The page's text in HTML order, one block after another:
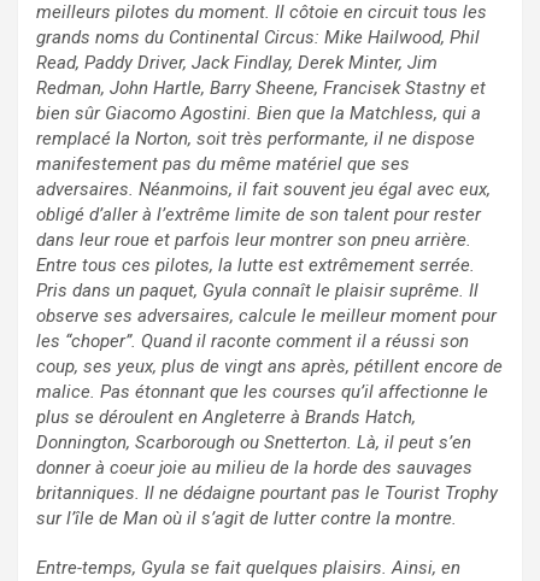
meilleurs pilotes du moment. Il côtoie en circuit tous les
grands noms du Continental Circus: Mike Hailwood, Phil
Read, Paddy Driver, Jack Findlay, Derek Minter, Jim
Redman, John Hartle, Barry Sheene, Francisek Stastny et
bien sûr Giacomo Agostini. Bien que la Matchless, qui a
remplacé la Norton, soit très performante, il ne dispose
manifestement pas du même matériel que ses
adversaires. Néanmoins, il fait souvent jeu égal avec eux,
obligé d’aller à l’extrême limite de son talent pour rester
dans leur roue et parfois leur montrer son pneu arrière.
Entre tous ces pilotes, la lutte est extrêmement serrée.
Pris dans un paquet, Gyula connaît le plaisir suprême. Il
observe ses adversaires, calcule le meilleur moment pour
les “choper”. Quand il raconte comment il a réussi son
coup, ses yeux, plus de vingt ans après, pétillent encore de
malice. Pas étonnant que les courses qu’il affectionne le
plus se déroulent en Angleterre à Brands Hatch,
Donnington, Scarborough ou Snetterton. Là, il peut s’en
donner à coeur joie au milieu de la horde des sauvages
britanniques. Il ne dédaigne pourtant pas le Tourist Trophy
sur l’île de Man où il s’agit de lutter contre la montre.
Entre-temps, Gyula se fait quelques plaisirs. Ainsi, en